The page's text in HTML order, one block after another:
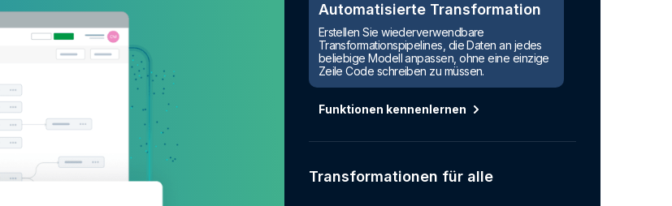
Automatisierte Transformation
Erstellen Sie wiederverwendbare
Transformationspipelines, die Daten an jedes
beliebige Modell anpassen, ohne eine einzige
Zeile Code schreiben zu müssen.
Funktionen kennenlernen
Transformationen für alle